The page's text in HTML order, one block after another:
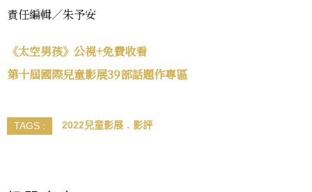
責任編輯／朱予安
《太空男孩》公視+免費收看
第十屆國際兒童影展39部話題作專區
TAGS : 2022兒童影展 影評